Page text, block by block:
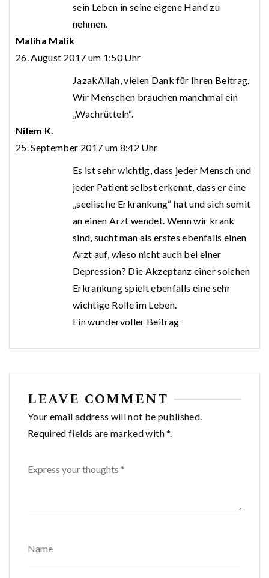
sein Leben in seine eigene Hand zu
nehmen.
Maliha Malik
26. August 2017 um 1:50 Uhr
JazakAllah, vielen Dank für Ihren Beitrag.
Wir Menschen brauchen manchmal ein
„Wachrütteln“.
Nilem K.
25. September 2017 um 8:42 Uhr
Es ist sehr wichtig, dass jeder Mensch und
jeder Patient selbst erkennt, dass er eine
„seelische Erkrankung“ hat und sich somit
an einen Arzt wendet. Wenn wir krank
sind, sucht man als erstes ebenfalls einen
Arzt auf, wieso nicht auch bei einer
Depression? Die Akzeptanz einer solchen
Erkrankung spielt ebenfalls eine sehr
wichtige Rolle im Leben.
Ein wundervoller Beitrag
LEAVE COMMENT
Your email address will not be published.
Required fields are marked with *.